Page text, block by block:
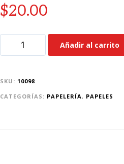
$20.00
Añadir al carrito
SKU: 10098
CATEGORÍAS: PAPELERÍA, PAPELES